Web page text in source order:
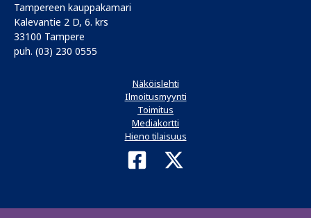
Tampereen kauppakamari
Kalevantie 2 D, 6. krs
33100 Tampere
puh. (03) 230 0555
Näköislehti
Ilmoitusmyynti
Toimitus
Mediakortti
Hieno tilaisuus